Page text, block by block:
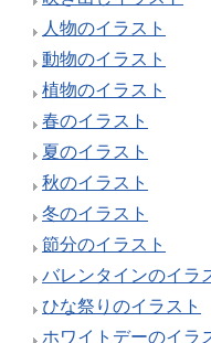
人物のイラスト
動物のイラスト
植物のイラスト
春のイラスト
夏のイラスト
秋のイラスト
冬のイラスト
節分のイラスト
バレンタインのイラ
ひな祭りのイラスト
ホワイトデーのイラ